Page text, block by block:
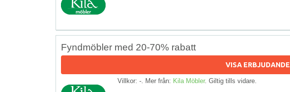
Fyndmöbler med 20-70% rabatt
VISA ERBJUDANDE
Villkor: -. Mer från: Kila Möbler. Giltig tills vidare.